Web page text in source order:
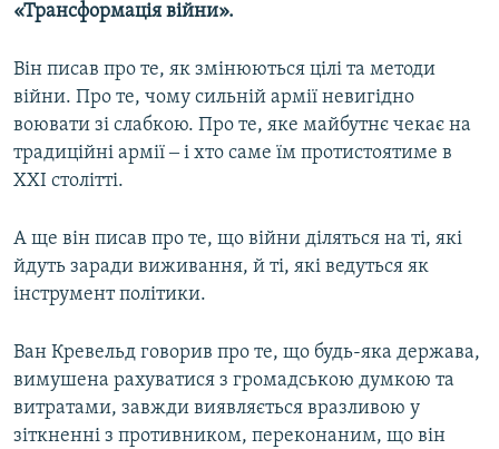
«Трансформація війни».
Він писав про те, як змінюються цілі та методи
війни. Про те, чому сильній армії невигідно
воювати зі слабкою. Про те, яке майбутнє чекає на
традиційні армії ‒ і хто саме їм протистоятиме в
XXI столітті.
А ще він писав про те, що війни діляться на ті, які
йдуть заради виживання, й ті, які ведуться як
інструмент політики.
Ван Кревельд говорив про те, що будь-яка держава,
вимушена рахуватися з громадською думкою та
витратами, завжди виявляється вразливою у
зіткненні з противником, переконаним, що він